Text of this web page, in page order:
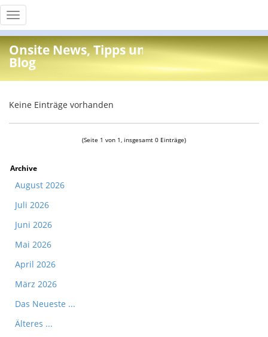
Toggle
navigation
Onsite News, Tipps und Info
Blog
Keine Einträge vorhanden
(Seite 1 von 1, insgesamt 0 Einträge)
Archive
August 2026
Juli 2026
Juni 2026
Mai 2026
April 2026
März 2026
Das Neueste ...
Älteres ...